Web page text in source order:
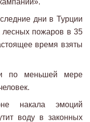
дни в Турции
лесных пожаров в 35
время взяты
по меньшей мере
накала эмоций
воду в законных